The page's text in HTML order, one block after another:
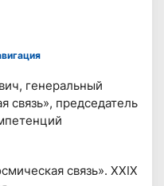
генеральный
связь», председатель
связь». XXIX